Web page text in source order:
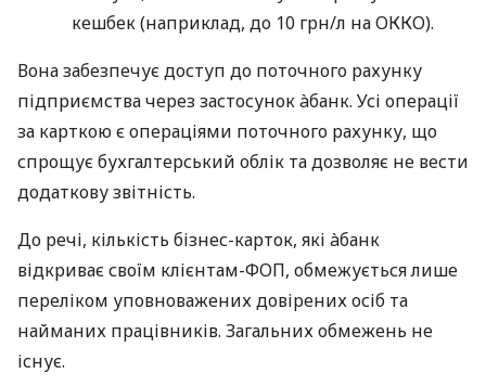
кешбек (наприклад, до 10 грн/л на ОККО).
Вона забезпечує доступ до поточного рахунку
підприємства через застосунок àбанк. Усі операції
за карткою є операціями поточного рахунку, що
спрощує бухгалтерський облік та дозволяє не вести
додаткову звітність.
До речі, кількість бізнес-карток, які àбанк
відкриває своїм клієнтам-ФОП, обмежується лише
переліком уповноважених довірених осіб та
найманих працівників. Загальних обмежень не
існує.